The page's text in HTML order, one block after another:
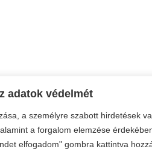
adatok védelmét
a személyre szabott hirdetések
a forgalom elemzése
elfogadom" gombra kattintva